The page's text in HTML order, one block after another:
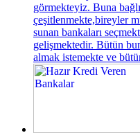
görmekteyiz. Buna
çeşitlenmekte,bireyler
sunan bankaları
gelişmektedir. Bütün
almak istemekte ve